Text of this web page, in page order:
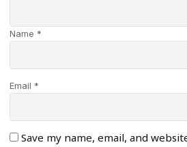
Name *
Email *
Save my name, email, and